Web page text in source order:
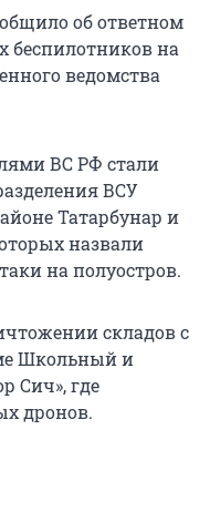
об ответном
беспилотников на
ведомства
ВС РФ стали
ВСУ
Татарбунар и
назвали
на полуостров.
складов с
Школьный и
Сич», где
дронов.